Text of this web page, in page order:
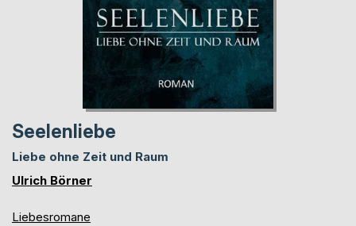
Seelenliebe
Liebe ohne Zeit und Raum
Ulrich Börner
Liebesromane